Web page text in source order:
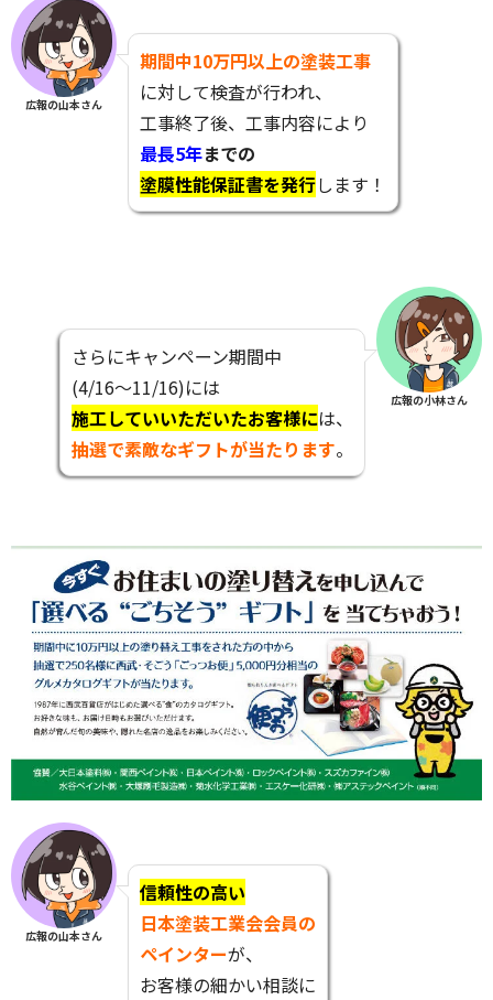
広報の山本さん
期間中10万円以上の塗装工事
に対して検査が行われ、
工事終了後、工事内容により
最長5年までの
塗膜性能保証書を発行します！
さらにキャンペーン期間中
(4/16～11/16)には
施工していいただいたお客様には、
抽選で素敵なギフトが当たります。
広報の小林さん
広報の山本さん
信頼性の高い
日本塗装工業会会員の
ペインターが、
お客様の細かい相談に